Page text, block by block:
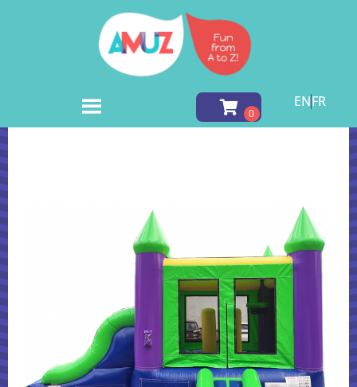
ENFR
Inventory Jeux Gonflables»Combo